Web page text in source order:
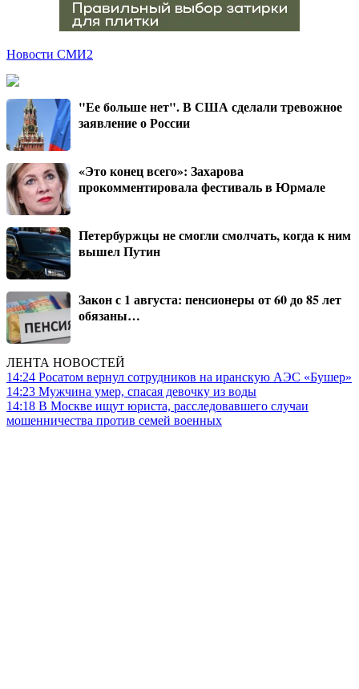
Новости СМИ2
"Ее больше нет". В США сделали тревожное
заявление о России
«Это конец всего»: Захарова
прокомментировала фестиваль в Юрмале
Петербуржцы не смогли смолчать, когда к ним
вышел Путин
Закон с 1 августа: пенсионеры от 60 до 85 лет
обязаны…
ЛЕНТА НОВОСТЕЙ
14:24 Росатом вернул сотрудников на иранскую АЭС «Бушер»
14:23 Мужчина умер, спасая девочку из воды
14:18 В Москве ищут юриста, расследовавшего случаи
мошенничества против семей военных